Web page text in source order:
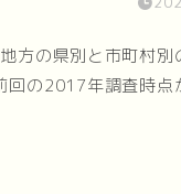
方の県別と市町村
の2017年調査時点